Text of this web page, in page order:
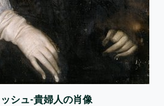
シュ-貴婦人の肖像